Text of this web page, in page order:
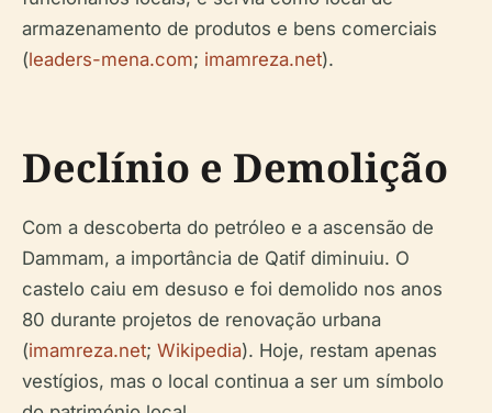
armazenamento de produtos e bens comerciais
(leaders-mena.com; imamreza.net).
Declínio e Demolição
Com a descoberta do petróleo e a ascensão de
Dammam, a importância de Qatif diminuiu. O
castelo caiu em desuso e foi demolido nos anos
80 durante projetos de renovação urbana
(imamreza.net; Wikipedia). Hoje, restam apenas
vestígios, mas o local continua a ser um símbolo